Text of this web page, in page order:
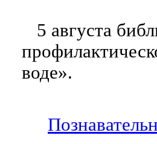
5 августа
воде».